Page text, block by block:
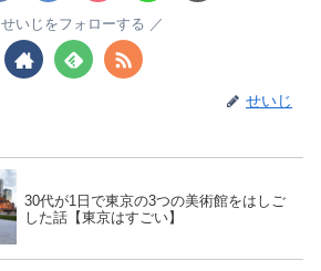
せいじをフォローする
せいじ
30代が1日で東京の3つの美術館をはしご
した話【東京はすごい】